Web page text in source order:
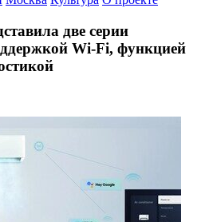
две серии
Wi-Fi, функцией